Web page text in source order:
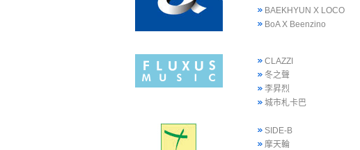
BAEKHYUN X LOCO
BoA X Beenzino
CLAZZI
冬之聲
李昇烈
城市札卡巴
SIDE-B
摩天輪